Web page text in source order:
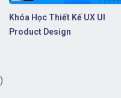
Khóa Học Thiết Kế UX UI
Product Design
)